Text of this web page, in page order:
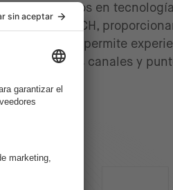
Especializados en
IoT y MACH,
clientes que permite
en todos los canales y
más